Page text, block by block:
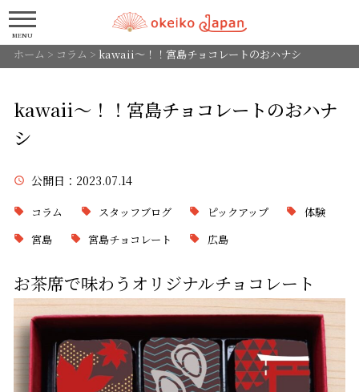
MENU
ホーム > コラム > kawaii～！！宮島チョコレートのおハナシ
kawaii～！！宮島チョコレートのおハナ
シ
公開日 ：2023.07.14
コラム スタッフブログ ピックアップ
体験
宮島
宮島チョコレート 広島
お茶席で味わうオリジナルチョコレート